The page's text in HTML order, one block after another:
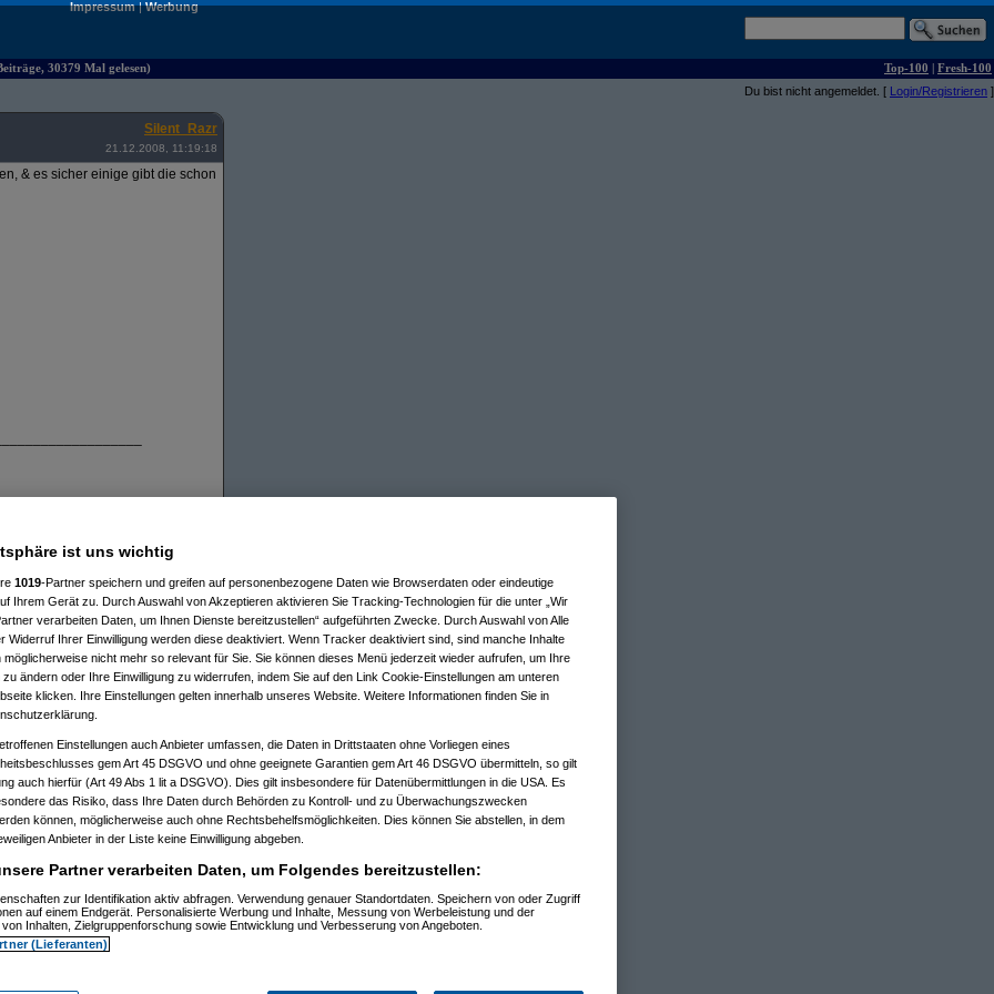
Impressum|Werbung
30379 Mal gelesen) Top-100 | Fresh-100
Du bist nicht angemeldet. [ Login/Registrieren ]
Silent_Razr
21.12.2008, 11:19:18
& es sicher einige gibt die schon
11:32:52)
11:35:10)
12:40:07)
21.12.2008, 12:43:46)
12:46:42)
21.12.2008, 12:48:51)
am 21.12.2008, 15:29:14)
am 21.12.2008, 12:49:41)
am 21.12.2008, 12:59:58)
am 22.12.2008, 19:52:16)
am 22.12.2008, 20:38:25)
am 22.12.2008, 20:56:19)
am 22.12.2008, 21:01:14)
am 22.12.2008, 21:06:19)
am 22.12.2008, 21:26:38)
ist uns wichtig
1019-Partner speichern und greifen auf personenbezogene Daten wie Browserdaten oder eindeutige
Ihrem Gerät zu. Durch Auswahl von Akzeptieren aktivieren Sie Tracking-Technologien für die unter „Wir
verarbeiten Daten, um Ihnen Dienste bereitzustellen“ aufgeführten Zwecke. Durch Auswahl von Alle
Widerruf Ihrer Einwilligung werden diese deaktiviert. Wenn Tracker deaktiviert sind, sind manche Inhalte
möglicherweise nicht mehr so relevant für Sie. Sie können dieses Menü jederzeit wieder aufrufen, um Ihre
zu ändern oder Ihre Einwilligung zu widerrufen, indem Sie auf den Link Cookie-Einstellungen am unteren
klicken. Ihre Einstellungen gelten innerhalb unseres Website. Weitere Informationen finden Sie in
Einstellungen auch Anbieter umfassen, die Daten in Drittstaaten ohne Vorliegen eines
gem Art 45 DSGVO und ohne geeignete Garantien gem Art 46 DSGVO übermitteln, so gilt
auch hierfür (Art 49 Abs 1 lit a DSGVO). Dies gilt insbesondere für Datenübermittlungen in die USA. Es
das Risiko, dass Ihre Daten durch Behörden zu Kontroll- und zu Überwachungszwecken
können, möglicherweise auch ohne Rechtsbehelfsmöglichkeiten. Dies können Sie abstellen, in dem
Anbieter in der Liste keine Einwilligung abgeben.
Partner verarbeiten Daten, um Folgendes bereitzustellen:
zur Identifikation aktiv abfragen. Verwendung genauer Standortdaten. Speichern von oder Zugriff
auf einem Endgerät. Personalisierte Werbung und Inhalte, Messung von Werbeleistung und der
Inhalten, Zielgruppenforschung sowie Entwicklung und Verbesserung von Angeboten.
(Lieferanten)